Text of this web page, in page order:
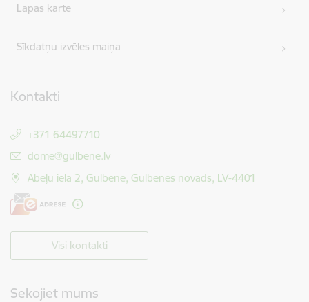
Lapas karte
Sīkdatņu izvēles maiņa
Kontakti
+371 64497710
E-pasts:
dome@gulbene.lv
Ābeļu iela 2, Gulbene, Gulbenes novads, LV-4401
Visi kontakti
Sekojiet mums